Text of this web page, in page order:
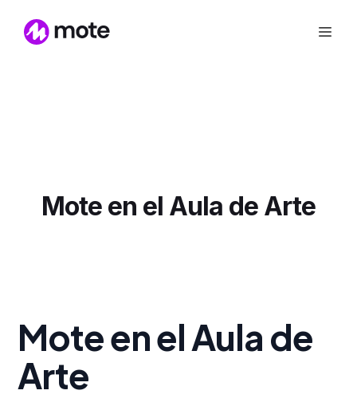
Mote en el Aula de Arte
Mote en el Aula de
Arte